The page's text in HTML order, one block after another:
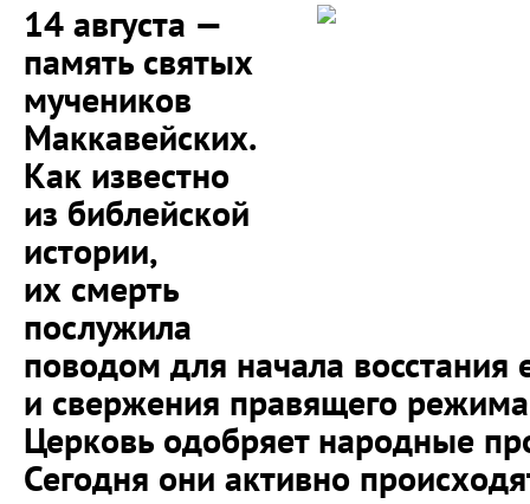
14 августа —
память святых
мучеников
Маккавейских.
Как известно
из библейской
истории,
их смерть
послужила
поводом для начала восстания
и свержения правящего
Церковь одобряет народные
Сегодня они активно